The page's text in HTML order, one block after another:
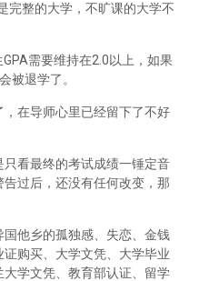
完整的大学，不旷课的大学不
需要维持在2.0以上，如果
被退学了。
在导师心里已经留下了不好
看最终的考试成绩一锤定音
过后，还没有任何改变，那
他乡的孤独感、失恋、金钱
购买、大学文凭、大学毕业
学文凭、教育部认证、留学